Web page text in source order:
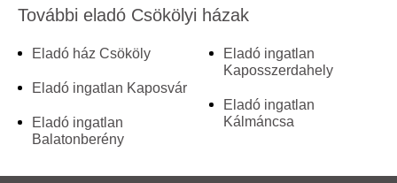
További eladó Csökölyi házak
Eladó ház Csököly
Eladó ingatlan Kaposvár
Eladó ingatlan
Balatonberény
Eladó ingatlan
Kaposszerdahely
Eladó ingatlan
Kálmáncsa